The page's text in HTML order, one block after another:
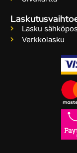
Lasku
Verkkolasku